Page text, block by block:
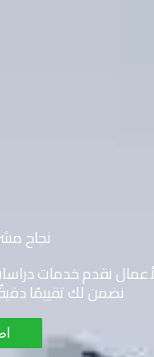
نجاح
نقدم خدمات
نضمن لك تقييمًا